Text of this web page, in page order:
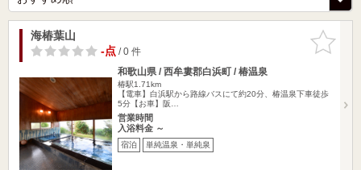
お気に入
りに追加
海椿葉山
-点/ 0 件
和歌山県 / 西牟婁郡白浜町 / 椿温泉
椿駅1.71km
【電車】白浜駅から路線バスにて約20分、椿温泉下車徒歩
5分【お車】阪…
営業時間
入浴料金 ～
宿泊 単純温泉・単純泉